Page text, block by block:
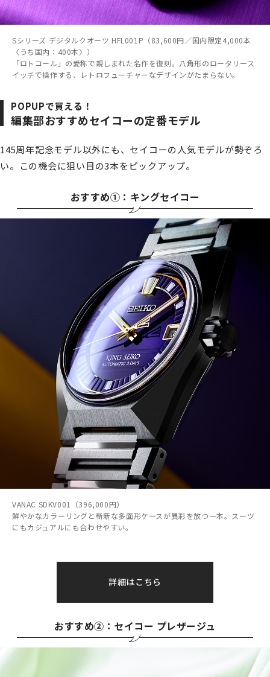
Sシリーズ デジタルクオーツ HFL001P（83,600円／国内限定4,000本
〈うち国内：400本〉）
「ロトコール」の愛称で親しまれた名作を復刻。八角形のロータリース
イッチで操作する、レトロフューチャーなデザインがたまらない。
POPUPで買える！
編集部おすすめセイコーの定番モデル
145周年記念モデル以外にも、セイコーの人気モデルが勢ぞろ
い。この機会に狙い目の3本をピックアップ。
おすすめ①：キングセイコー
VANAC SDKV001（396,000円）
鮮やかなカラーリングと斬新な多面形ケースが異彩を放つ一本。スーツ
にもカジュアルにも合わせやすい。
詳細はこちら
おすすめ②：セイコー プレザージュ